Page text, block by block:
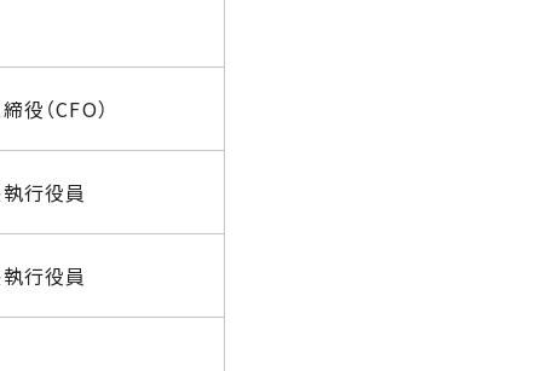
役（CFO）
行役員
行役員